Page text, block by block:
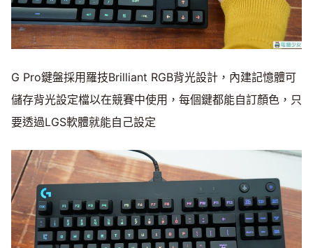
G Pro鍵盤採用羅技Brilliant RGB背光設計，內建記憶體可
儲存背光設定檔以在競賽中使用，每個鍵都能自訂顏色，只
要透過LGS軟體就能自己設定